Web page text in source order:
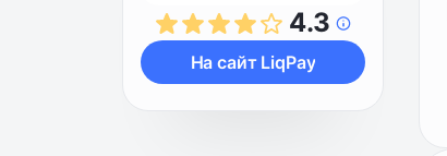
4.3
На сайт LiqPay